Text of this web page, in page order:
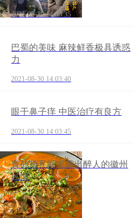
2021-08-30 14:03:35
巴蜀的美味 麻辣鲜香极具诱惑
力
2021-08-30 14:03:40
眼干鼻子痒 中医治疗有良方
2021-08-30 14:03:45
青砖黛瓦间流露出醉人的徽州
风情